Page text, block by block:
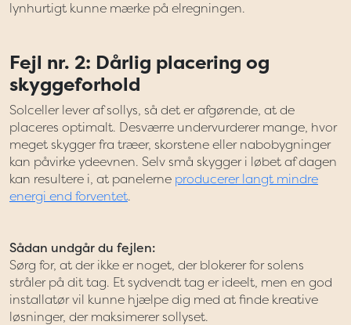
lynhurtigt kunne mærke på elregningen.
Fejl nr. 2: Dårlig placering og
skyggeforhold
Solceller lever af sollys, så det er afgørende, at de
placeres optimalt. Desværre undervurderer mange, hvor
meget skygger fra træer, skorstene eller nabobygninger
kan påvirke ydeevnen. Selv små skygger i løbet af dagen
kan resultere i, at panelerne producerer langt mindre
energi end forventet.
Sådan undgår du fejlen:
Sørg for, at der ikke er noget, der blokerer for solens
stråler på dit tag. Et sydvendt tag er ideelt, men en god
installatør vil kunne hjælpe dig med at finde kreative
løsninger, der maksimerer sollyset.